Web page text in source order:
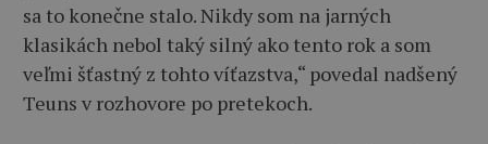
sa to konečne stalo. Nikdy som na jarných
klasikách nebol taký silný ako tento rok a som
veľmi šťastný z tohto víťazstva,“ povedal nadšený
Teuns v rozhovore po pretekoch.